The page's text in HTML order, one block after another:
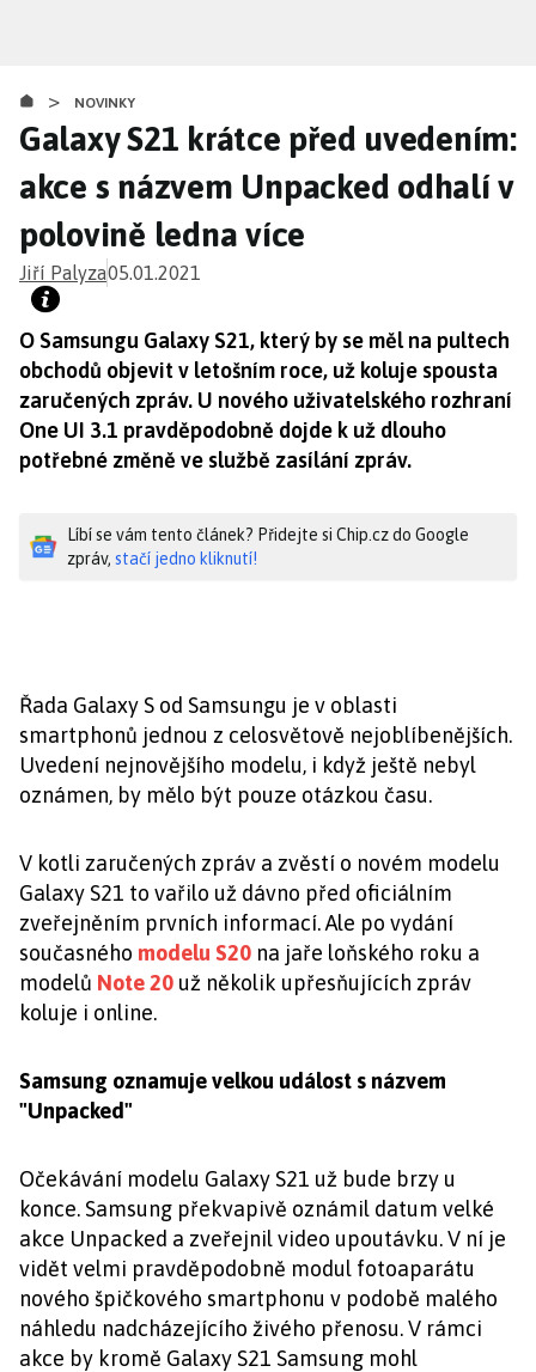
obsahu
> NOVINKY
Galaxy S21 krátce před uvedením:
akce s názvem Unpacked odhalí v
polovině ledna více
Jiří Palyza05.01.2021
O Samsungu Galaxy S21, který by se měl na pultech
obchodů objevit v letošním roce, už koluje spousta
zaručených zpráv. U nového uživatelského rozhraní
One UI 3.1 pravděpodobně dojde k už dlouho
potřebné změně ve službě zasílání zpráv.
Líbí se vám tento článek? Přidejte si Chip.cz do Google
zpráv, stačí jedno kliknutí!
Řada Galaxy S od Samsungu je v oblasti
smartphonů jednou z celosvětově nejoblíbenějších.
Uvedení nejnovějšího modelu, i když ještě nebyl
oznámen, by mělo být pouze otázkou času.
V kotli zaručených zpráv a zvěstí o novém modelu
Galaxy S21 to vařilo už dávno před oficiálním
zveřejněním prvních informací. Ale po vydání
současného modelu S20 na jaře loňského roku a
modelů Note 20 už několik upřesňujících zpráv
koluje i online.
Samsung oznamuje velkou událost s názvem
"Unpacked"
Očekávání modelu Galaxy S21 už bude brzy u
konce. Samsung překvapivě oznámil datum velké
akce Unpacked a zveřejnil video upoutávku. V ní je
vidět velmi pravděpodobně modul fotoaparátu
nového špičkového smartphonu v podobě malého
náhledu nadcházejícího živého přenosu. V rámci
akce by kromě Galaxy S21 Samsung mohl